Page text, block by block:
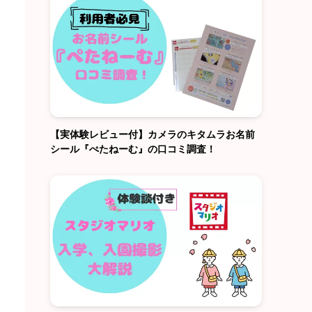
【実体験レビュー付】カメラのキタムラお名前
シール『ぺたねーむ』の口コミ調査！